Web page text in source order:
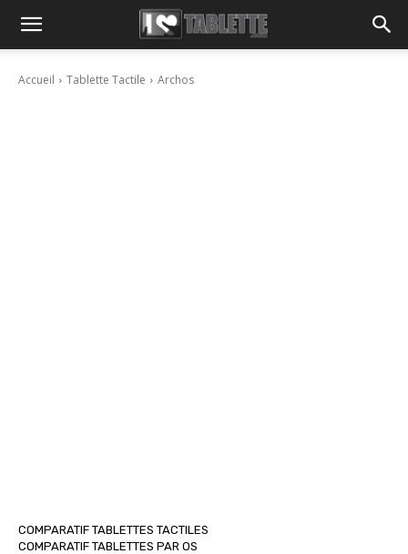
Accueil Tablette Tactile Archos
COMPARATIF TABLETTES TACTILES
COMPARATIF TABLETTES PAR OS